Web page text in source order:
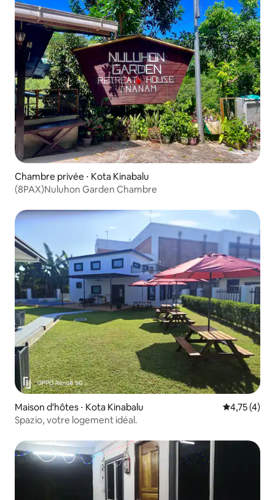
Chambre privée ⋅ Kota Kinabalu
(8PAX)Nuluhon Garden Chambre
Maison d'hôtes ⋅ Kota Kinabalu Évaluation
4,75 (4)
Spazio, votre logement idéal.